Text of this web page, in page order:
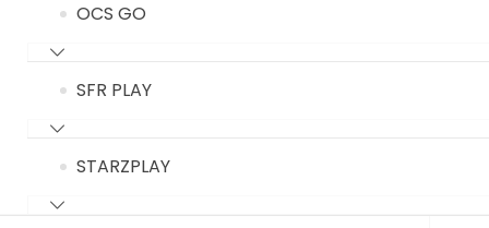
OCS GO
SFR PLAY
STARZPLAY